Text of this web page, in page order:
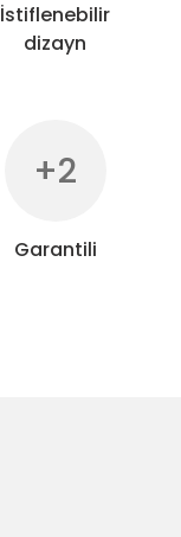
İstiflenebilir
dizayn
+2
Garantili